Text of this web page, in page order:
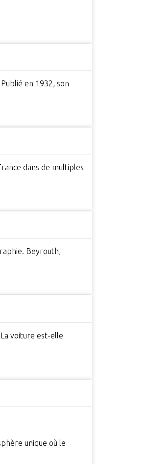
en 1932, son
dans de multiples
Beyrouth,
voiture est-elle
unique où le